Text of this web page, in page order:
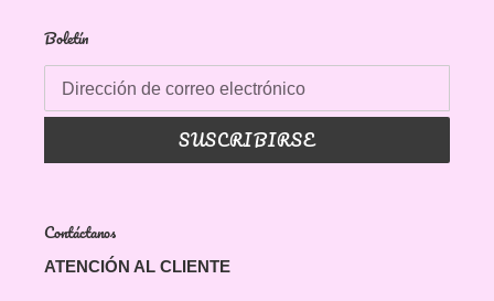
Boletín
SUSCRIBIRSE
Contáctanos
ATENCIÓN AL CLIENTE